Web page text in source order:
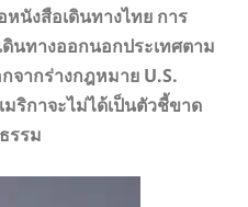
นังสือเดินทางไทย การ
นทางออกนอกประเทศตาม
จากร่างกฎหมาย U.S.
ริกาจะไม่ได้เป็นตัวชี้ขาด
รรม